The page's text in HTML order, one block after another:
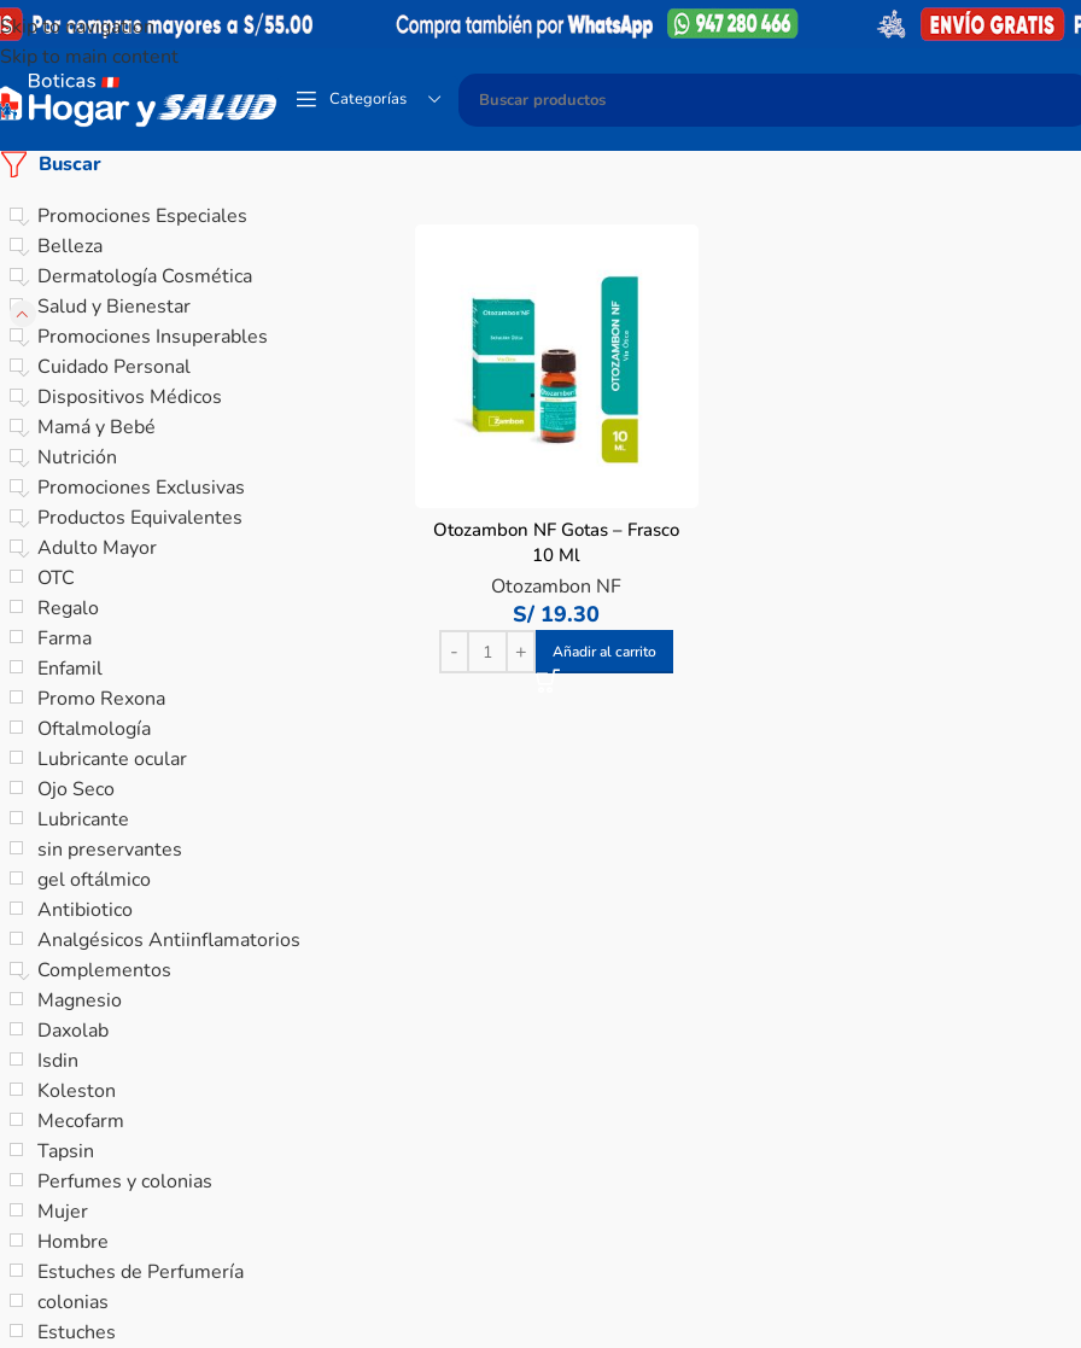
Skip to navigation
Skip to main content
Categorías
Buscar
Promociones Especiales
Belleza
Dermatología Cosmética
Salud y Bienestar
Promociones Insuperables
Cuidado Personal
Dispositivos Médicos
Mamá y Bebé
Nutrición
Promociones Exclusivas
Productos Equivalentes
Adulto Mayor
OTC
Regalo
Farma
Enfamil
Promo Rexona
Oftalmología
Lubricante ocular
Ojo Seco
Lubricante
sin preservantes
gel oftálmico
Antibiotico
Analgésicos Antiinflamatorios
Complementos
Magnesio
Daxolab
Isdin
Koleston
Mecofarm
Tapsin
Perfumes y colonias
Mujer
Hombre
Estuches de Perfumería
colonias
Estuches
Otozambon NF Gotas – Frasco
10 Ml
Otozambon NF
S/ 19.30
Añadir al carrito